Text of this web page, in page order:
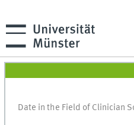
Date in the Field of Clinician